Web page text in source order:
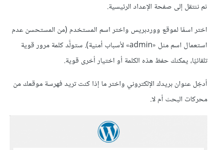
ثم ننتقل إلى صفحة الإعداد الرئيسية.
اختر اسمًا لموقع ووردبريس واختر اسم المستخدم (من المستحسن عدم
استعمال اسم مثل «admin» لأسباب أمنية). ستولَّد كلمة مرور قوية
تلقائيًا، يمكنك حفظ هذه الكلمة أو اختيار أخرى قوية.
أدخِل عنوان بريدك الإلكتروني واختر ما إذا كنت تريد فهرسة موقعك من
محركات البحث أم لا.